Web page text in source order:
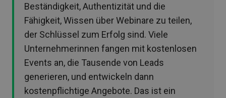
Beständigkeit, Authentizität und die
Fähigkeit, Wissen über Webinare zu teilen,
der Schlüssel zum Erfolg sind. Viele
Unternehmerinnen fangen mit kostenlosen
Events an, die Tausende von Leads
generieren, und entwickeln dann
kostenpflichtige Angebote. Das ist ein